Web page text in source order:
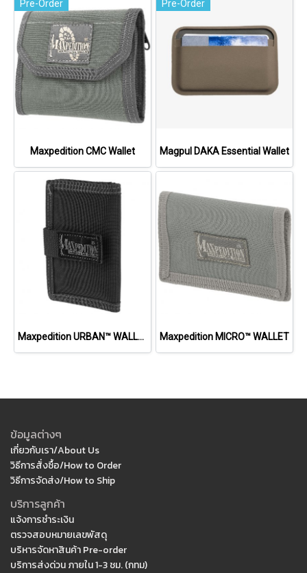
Pre-Order
Maxpedition CMC Wallet
Pre-Order
Magpul DAKA Essential Wallet
Maxpedition URBAN™ WALLET Maxpedition MICRO™ WALLET
ข้อมูลต่างๆ
เกี่ยวกับเรา/About Us
วิธีการสั่งซื้อ/How to Order
วิธีการจัดส่ง/How to Ship
บริการลูกค้า
แจ้งการชำระเงิน
ตรวจสอบหมายเลขพัสดุ
บริหารจัดหาสินค้า Pre-order
บริการส่งด่วน ภายใน 1-3 ชม. (กทม)